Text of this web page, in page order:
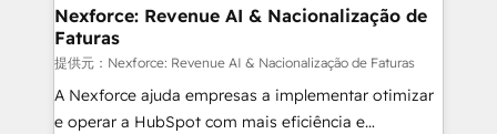
Station, Freshdesk, Intercom, and more. Custom
objects, automations, and integrations built for
growth. 🚀 AI-Driven GTM Orchestration Unify
HubSpot with LinkedIn, WhatsApp, email, paid
media, and AI voice to drive pipeline. 🤖 AI Custom
Nexforce: Revenue AI & Nacionalização de
Faturas
提供元：Nexforce: Revenue AI & Nacionalização de Faturas
A Nexforce ajuda empresas a implementar otimizar
e operar a HubSpot com mais eficiência e